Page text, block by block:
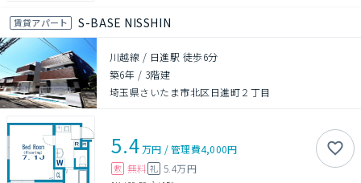
賃貸アパート S-BASE NISSHIN
川越線 / 日進駅 徒歩6分
築6年 / 3階建
埼玉県さいたま市北区日進町２丁目
5.4万円 /管理費4,000円
敷 無料 礼 5.4万円